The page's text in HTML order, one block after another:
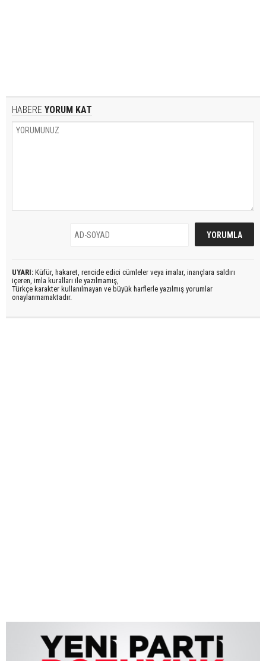
HABERE YORUM KAT
UYARI: Küfür, hakaret, rencide edici cümleler veya imalar, inançlara saldırı
içeren, imla kuralları ile yazılmamış,
Türkçe karakter kullanılmayan ve büyük harflerle yazılmış yorumlar
onaylanmamaktadır.